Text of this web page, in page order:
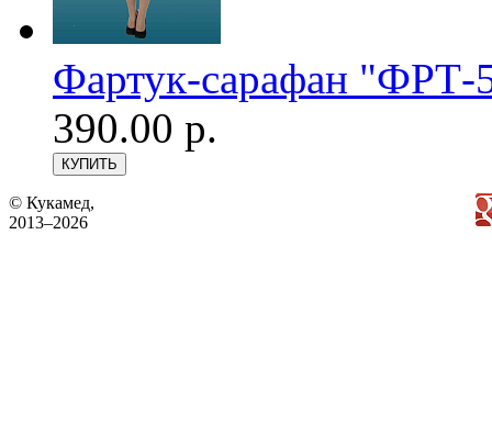
Фартук-сарафан "ФРТ-
390.00 р.
© Кукамед,
2013–2026